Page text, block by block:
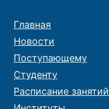
Главная
Новости
Поступающему
Студенту
Расписание занятий